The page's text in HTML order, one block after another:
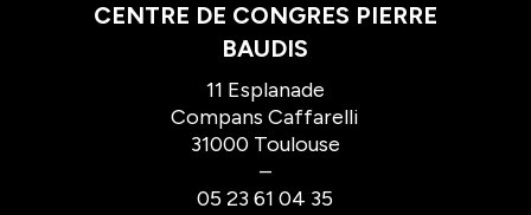
CENTRE DE CONGRES PIERRE
BAUDIS
11 Esplanade
Compans Caffarelli
31000 Toulouse
–
05 23 61 04 35